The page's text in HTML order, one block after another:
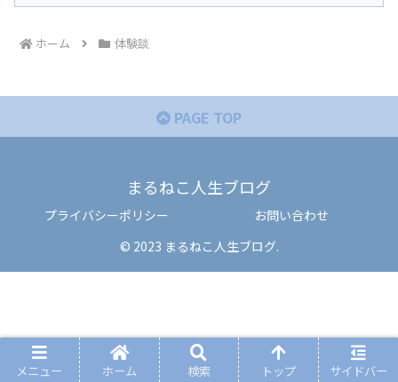
ホーム 体験談
PAGE TOP
まるねこ人生ブログ
プライバシーポリシー
お問い合わせ
© 2023 まるねこ人生ブログ.
メニュー ホーム 検索 トップ サイドバー